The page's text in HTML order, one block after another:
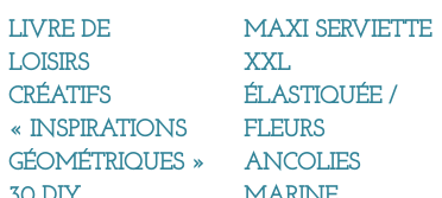
LIVRE DE
LOISIRS
CRÉATIFS
« INSPIRATIONS
GÉOMÉTRIQUES »
MAXI SERVIETTE
XXL
ÉLASTIQUÉE /
FLEURS
ANCOLIES